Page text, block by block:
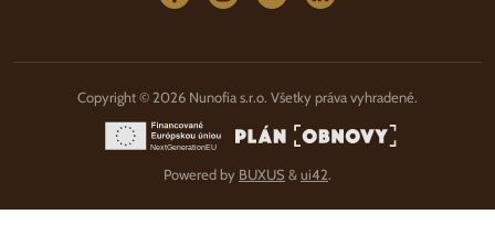
Copyright © 2026 Nunofia s.r.o. Všetky práva vyhradené.
Powered by BUXUS &ui42.